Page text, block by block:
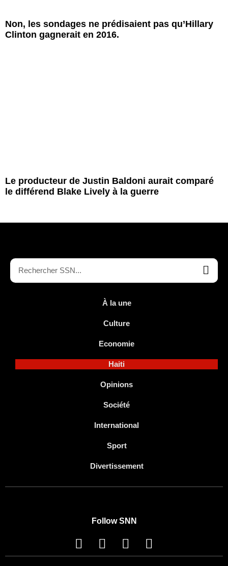
Non, les sondages ne prédisaient pas qu’Hillary
Clinton gagnerait en 2016.
Le producteur de Justin Baldoni aurait comparé
le différend Blake Lively à la guerre
À la une
Culture
Economie
Haiti
Opinions
Société
International
Sport
Divertissement
Follow SNN